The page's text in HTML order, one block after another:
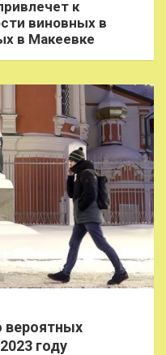
к
виновных в
в Макеевке
вероятных
году